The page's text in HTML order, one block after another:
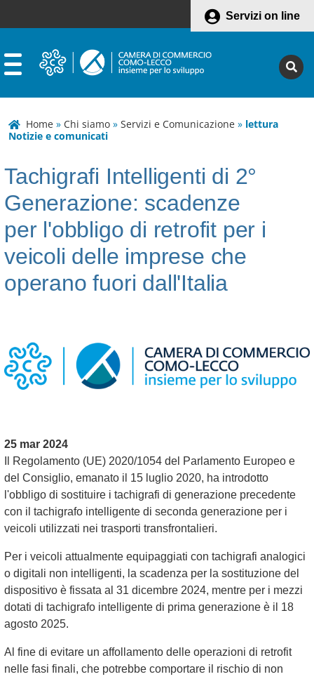
Servizi on line
Home » Chi siamo » Servizi e Comunicazione » lettura
Notizie e comunicati
Tachigrafi Intelligenti di 2°
Generazione: scadenze
per l'obbligo di retrofit per i
veicoli delle imprese che
operano fuori dall'Italia
25 mar 2024
Il Regolamento (UE) 2020/1054 del Parlamento Europeo e
del Consiglio, emanato il 15 luglio 2020, ha introdotto
l'obbligo di sostituire i tachigrafi di generazione precedente
con il tachigrafo intelligente di seconda generazione per i
veicoli utilizzati nei trasporti transfrontalieri.
Per i veicoli attualmente equipaggiati con tachigrafi analogici
o digitali non intelligenti, la scadenza per la sostituzione del
dispositivo è fissata al 31 dicembre 2024, mentre per i mezzi
dotati di tachigrafo intelligente di prima generazione è il 18
agosto 2025.
Al fine di evitare un affollamento delle operazioni di retrofit
nelle fasi finali, che potrebbe comportare il rischio di non